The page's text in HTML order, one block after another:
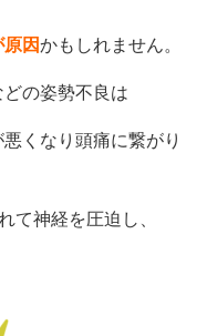
因かもしれません。
の姿勢不良は
くなり頭痛に繋がり
て神経を圧迫し、